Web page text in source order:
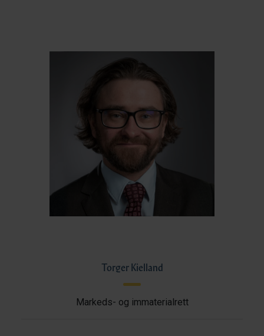
Torger Kielland
Markeds- og immaterialrett